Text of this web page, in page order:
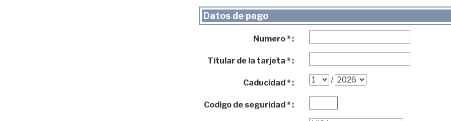
Datos de pago
Numero * :
Titular de la tarjeta * :
Caducidad * : /
Codigo de seguridad * :